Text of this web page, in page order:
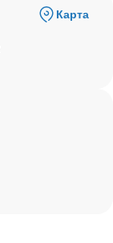
Карта